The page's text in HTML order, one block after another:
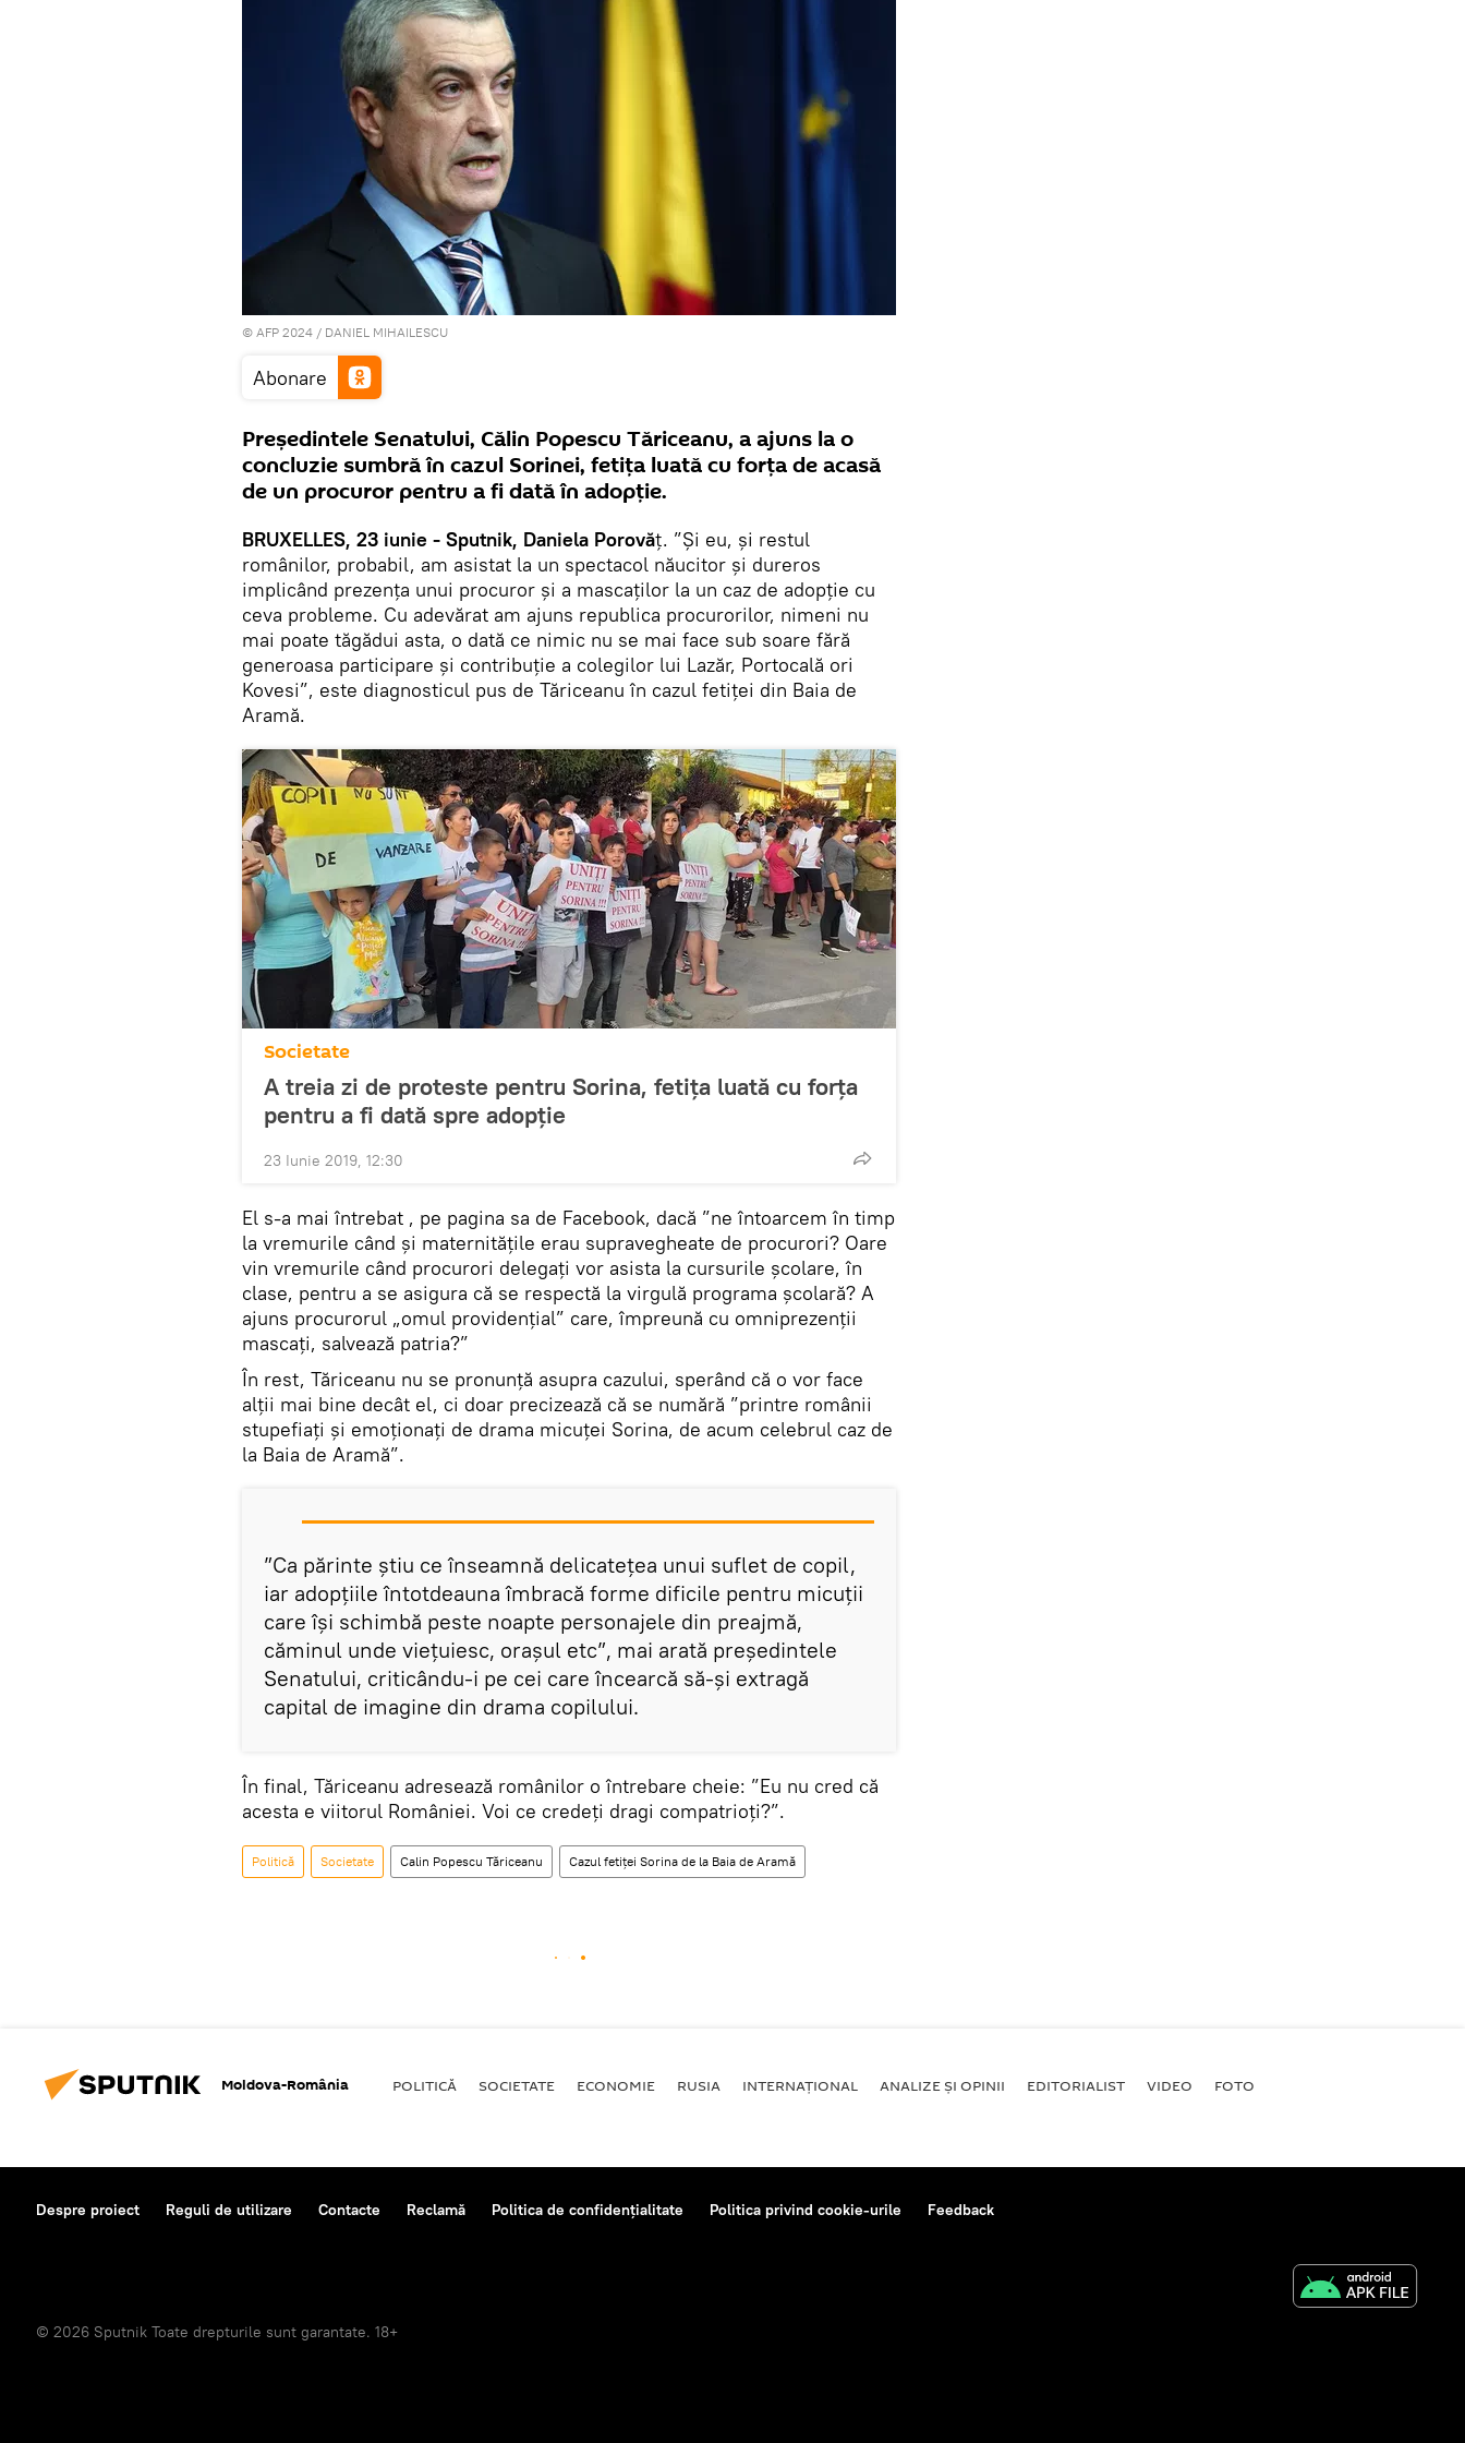
© AFP 2024 / DANIEL MIHAILESCU
Abonare
Președintele Senatului, Călin Popescu Tăriceanu, a ajuns la o
concluzie sumbră în cazul Sorinei, fetița luată cu forța de acasă
de un procuror pentru a fi dată în adopție.
BRUXELLES, 23 iunie - Sputnik, Daniela Porovăț. ”Și eu, și restul
românilor, probabil, am asistat la un spectacol năucitor și dureros
implicând prezența unui procuror și a mascaților la un caz de adopție cu
ceva probleme. Cu adevărat am ajuns republica procurorilor, nimeni nu
mai poate tăgădui asta, o dată ce nimic nu se mai face sub soare fără
generoasa participare și contribuție a colegilor lui Lazăr, Portocală ori
Kovesi”, este diagnosticul pus de Tăriceanu în cazul fetiței din Baia de
Aramă.
Societate
A treia zi de proteste pentru Sorina, fetița luată cu forța
pentru a fi dată spre adopție
23 Iunie 2019, 12:30
El s-a mai întrebat , pe pagina sa de Facebook, dacă ”ne întoarcem în timp
la vremurile când și maternitățile erau supravegheate de procurori? Oare
vin vremurile când procurori delegați vor asista la cursurile școlare, în
clase, pentru a se asigura că se respectă la virgulă programa școlară? A
ajuns procurorul „omul providențial” care, împreună cu omniprezenții
mascați, salvează patria?”
În rest, Tăriceanu nu se pronunță asupra cazului, sperând că o vor face
alții mai bine decât el, ci doar precizează că se numără ”printre românii
stupefiați și emoționați de drama micuței Sorina, de acum celebrul caz de
la Baia de Aramă”.
”Ca părinte știu ce înseamnă delicatețea unui suflet de copil,
iar adopțiile întotdeauna îmbracă forme dificile pentru micuții
care își schimbă peste noapte personajele din preajmă,
căminul unde viețuiesc, orașul etc”, mai arată președintele
Senatului, criticându-i pe cei care încearcă să-și extragă
capital de imagine din drama copilului.
În final, Tăriceanu adresează românilor o întrebare cheie: ”Eu nu cred că
acesta e viitorul României. Voi ce credeți dragi compatrioți?”.
Politică Societate Calin Popescu Tăriceanu Cazul fetiței Sorina de la Baia de Aramă
Moldova-România POLITICĂ SOCIETATE ECONOMIE RUSIA INTERNAŢIONAL ANALIZE ȘI OPINII EDITORIALIST VIDEO FOTO
Despre proiect Reguli de utilizare Contacte Reclamă Politica de confidențialitate Politica privind cookie-urile Feedback
© 2026 Sputnik Toate drepturile sunt garantate. 18+